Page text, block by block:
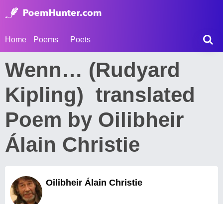
Home Poems Poets
Wenn… (Rudyard
Kipling) translated
Poem by Oilibheir
Álain Christie
Oilibheir Álain Christie